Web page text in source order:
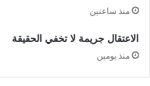
منذ ساعتين
الاعتقال جريمة لا تخفي الحقيقة
منذ يومين